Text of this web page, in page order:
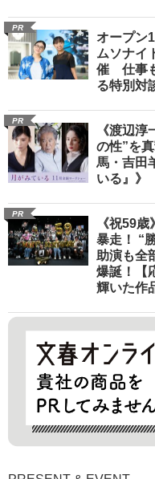
PR
オープン
ムソナイ
催 仕事
る特別対
PR
《渡辺
の性”を
馬・吉田
いる』》
PR
《祝59
暴走！ “
助演も全
爆誕！【
輝いた作